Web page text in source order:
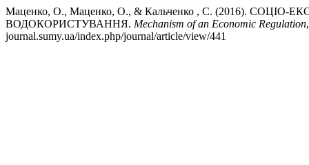
Маценко, О., Маценко, О., & Кальченко , С. (2016).
ВОДОКОРИСТУВАННЯ. Mechanism of an Economic Regulation
journal.sumy.ua/index.php/journal/article/view/441